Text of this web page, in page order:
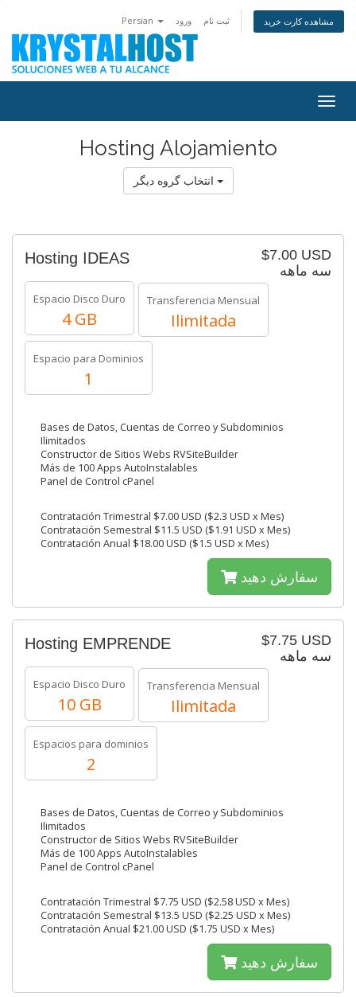
Persian ورود ثبت نام مشاهده کارت خرید
Hosting Alojamiento
$7.00 USD
سه ماهه
Hosting IDEAS
Espacio Disco Duro
4 GB
Transferencia Mensual
Ilimitada
Espacio para Dominios
1
Bases de Datos, Cuentas de Correo y Subdominios
Ilimitados
Constructor de Sitios Webs RVSiteBuilder
Más de 100 Apps AutoInstalables
Panel de Control cPanel
Contratación Trimestral $7.00 USD ($2.3 USD x Mes)
Contratación Semestral $11.5 USD ($1.91 USD x Mes)
Contratación Anual $18.00 USD ($1.5 USD x Mes)
سفارش دهید
$7.75 USD
سه ماهه
Hosting EMPRENDE
Espacio Disco Duro
10 GB
Transferencia Mensual
Ilimitada
Espacios para dominios
2
Bases de Datos, Cuentas de Correo y Subdominios
Ilimitados
Constructor de Sitios Webs RVSiteBuilder
Más de 100 Apps AutoInstalables
Panel de Control cPanel
Contratación Trimestral $7.75 USD ($2.58 USD x Mes)
Contratación Semestral $13.5 USD ($2.25 USD x Mes)
Contratación Anual $21.00 USD ($1.75 USD x Mes)
سفارش دهید